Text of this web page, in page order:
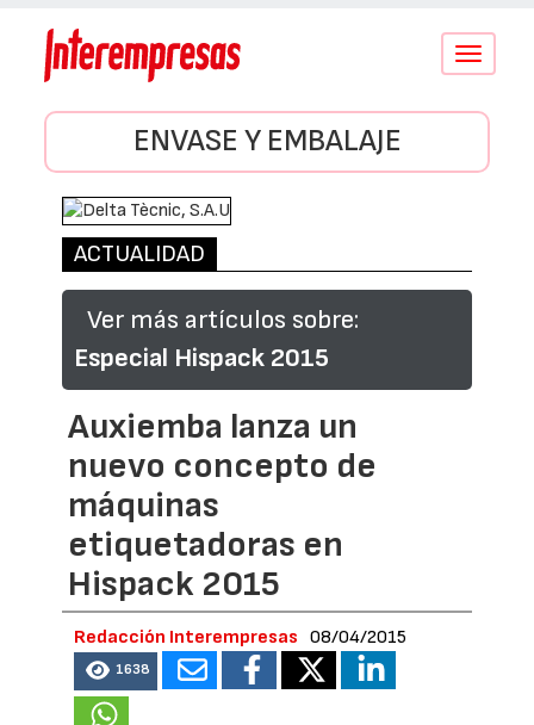
Conmutar
ENVASE Y EMBALAJE
ACTUALIDAD
Ver más artículos sobre:
Especial Hispack 2015
Auxiemba lanza un
nuevo concepto de
máquinas
etiquetadoras en
Hispack 2015
Redacción Interempresas 08/04/2015
1638